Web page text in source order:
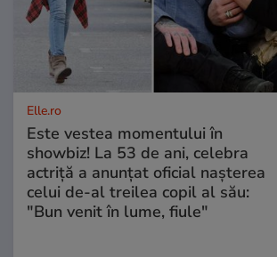
Elle.ro
Este vestea momentului în
showbiz! La 53 de ani, celebra
actriță a anunțat oficial nașterea
celui de-al treilea copil al său:
"Bun venit în lume, fiule"